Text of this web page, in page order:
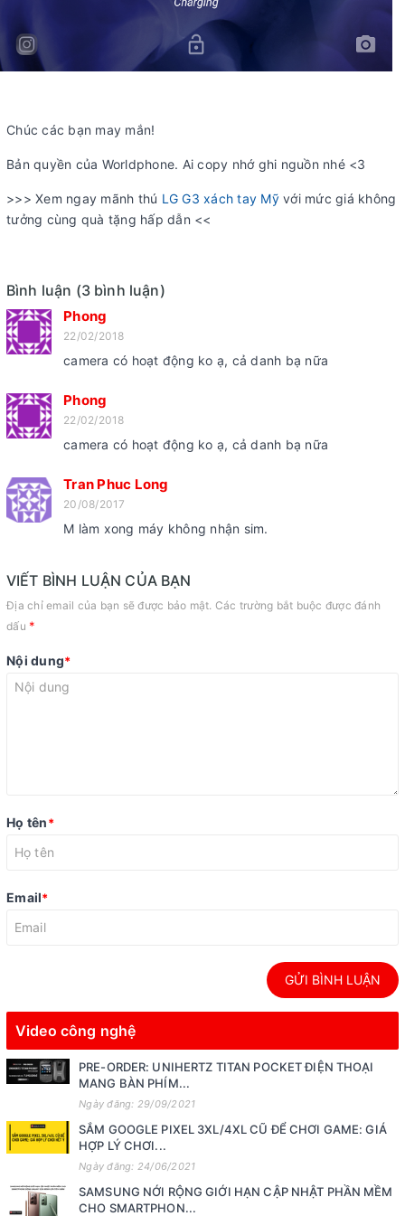
Chúc các bạn may mắn!
Bản quyền của Worldphone. Ai copy nhớ ghi nguồn nhé <3
>>> Xem ngay mãnh thú LG G3 xách tay Mỹvới mức giá không
tưởng cùng quà tặng hấp dẫn <<
Bình luận (3 bình luận)
Phong
22/02/2018
camera có hoạt động ko ạ, cả danh bạ nữa
Phong
22/02/2018
camera có hoạt động ko ạ, cả danh bạ nữa
Tran Phuc Long
20/08/2017
M làm xong máy không nhận sim.
VIẾT BÌNH LUẬN CỦA BẠN
Địa chỉ email của bạn sẽ được bảo mật. Các trường bắt buộc được đánh
dấu *
Nội dung*
Họ tên*
Email*
GỬI BÌNH LUẬN
Video công nghệ
PRE-ORDER: UNIHERTZ TITAN POCKET ĐIỆN THOẠI
MANG BÀN PHÍM...
Ngày đăng: 29/09/2021
SẮM GOOGLE PIXEL 3XL/4XL CŨ ĐỂ CHƠI GAME: GIÁ
HỢP LÝ CHƠI...
Ngày đăng: 24/06/2021
SAMSUNG NỚI RỘNG GIỚI HẠN CẬP NHẬT PHẦN MỀM
CHO SMARTPHON...